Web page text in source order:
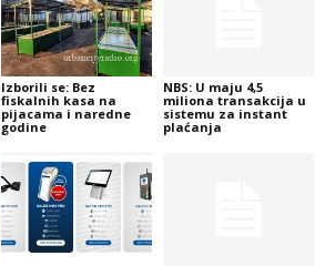
Izborili se: Bez
fiskalnih kasa na
pijacama i naredne
godine
NBS: U maju 4,5
miliona transakcija u
sistemu za instant
plaćanja